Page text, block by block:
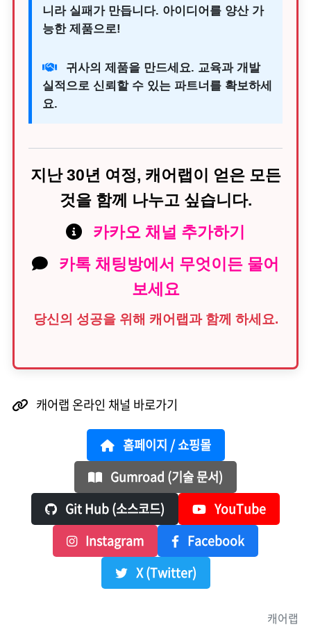
니라 실패가 만듭니다. 아이디어를 양산 가
능한 제품으로!
귀사의 제품을 만드세요. 교육과 개발
실적으로 신뢰할 수 있는 파트너를 확보하세
요.
지난 30년 여정, 캐어랩이 얻은 모든
것을 함께 나누고 싶습니다.
카카오 채널 추가하기
카톡 채팅방에서 무엇이든 물어
보세요
당신의 성공을 위해 캐어랩과 함께 하세요.
캐어랩 온라인 채널 바로가기
홈페이지 / 쇼핑몰
Gumroad (기술 문서)
Git Hub (소스코드)
YouTube
Instagram
Facebook
X (Twitter)
캐어랩